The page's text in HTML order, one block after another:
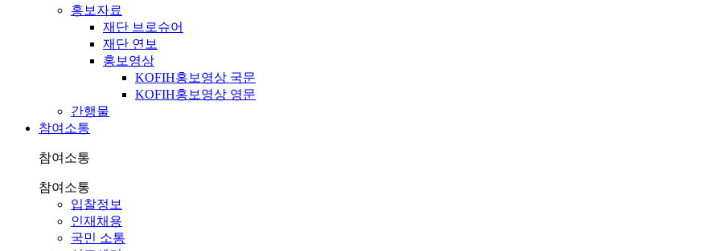
홍보자료
재단 브로슈어
재단 연보
홍보영상
KOFIH홍보영상 국문
KOFIH홍보영상 영문
간행물
참여소통
참여소통
참여소통
입찰정보
인재채용
국민 소통